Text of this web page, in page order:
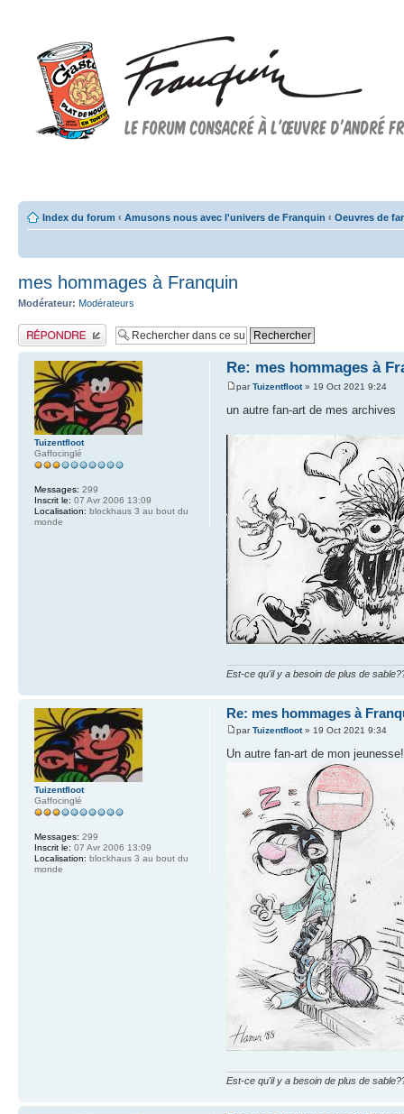
Index du forum ‹ Amusons nous avec l'univers de Franquin ‹ Oeuvres de
mes hommages à Franquin
Modérateur: Modérateurs
Publier une réponse
Re: mes hommages à
parTuizentfloot» 19 Oct 2021 9:24
un autre fan-art de mes archives
Est-ce qu'il y a besoin de plus de
Tuizentfloot
Gaffocinglé
Messages: 299
Inscrit le: 07 Avr 2006 13:09
Localisation: blockhaus 3 au bout du
monde
Re: mes hommages à
parTuizentfloot» 19 Oct 2021 9:34
Un autre fan-art de mon jeunesse!
Est-ce qu'il y a besoin de plus de
Tuizentfloot
Gaffocinglé
Messages: 299
Inscrit le: 07 Avr 2006 13:09
Localisation: blockhaus 3 au bout du
monde